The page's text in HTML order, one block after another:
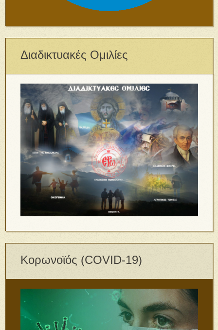
Διαδικτυακές Ομιλίες
Κορωνοϊός (COVID-19)